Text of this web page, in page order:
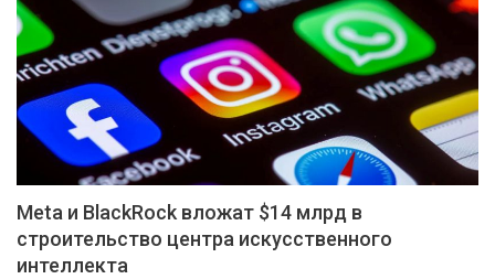
Meta и BlackRock вложат $14 млрд в
строительство центра искусственного
интеллекта